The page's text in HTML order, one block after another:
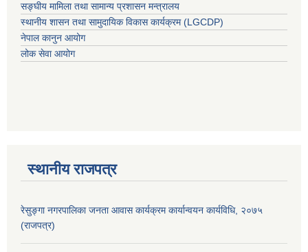
सङ्घीय मामिला तथा सामान्य प्रशासन मन्त्रालय
स्थानीय शासन तथा सामुदायिक विकास कार्यक्रम (LGCDP)
नेपाल कानुन आयोग
लोक सेवा आयोग
स्थानीय राजपत्र
रेसुङ्गा नगरपालिका जनता आवास कार्यक्रम कार्यान्वयन कार्यविधि, २०७५
(राजपत्र)